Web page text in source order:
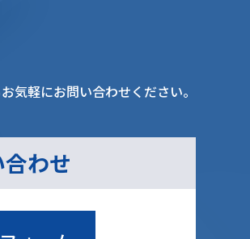
気軽にお問い合わせください。
わせ